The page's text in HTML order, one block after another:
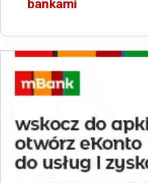
bankami